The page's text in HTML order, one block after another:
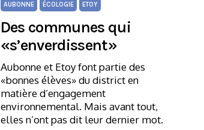
AUBONNE ÉCOLOGIE ETOY
Des communes qui
«s’enverdissent»
Aubonne et Etoy font partie des
«bonnes élèves» du district en
matière d’engagement
environnemental. Mais avant tout,
elles n’ont pas dit leur dernier mot.